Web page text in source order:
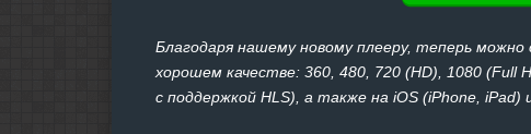
Благодаря нашему новому плееру, теперь
хорошем качестве: 360, 480, 720 (HD), 1080
с поддержкой HLS), а также на iOS (iPhone, iPad)